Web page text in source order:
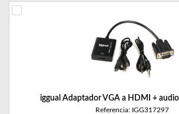
iggual Adaptador VGA a HDMI +
Referencia: IGG317297